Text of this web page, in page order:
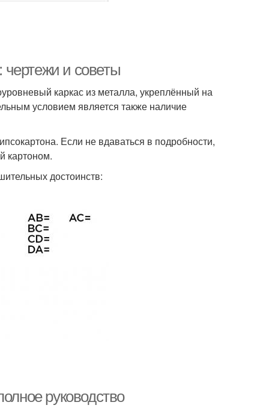
чертежи и советы
каркас из металла, укреплённый на
условием является также наличие
Если не вдаваться в подробности,
картоном.
достоинств:
руководство